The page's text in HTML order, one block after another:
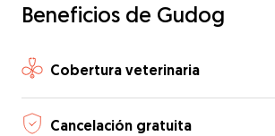
Beneficios de Gudog
Cobertura veterinaria
Cancelación gratuita